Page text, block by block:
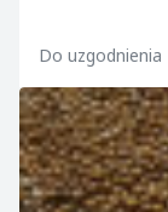
Do uzgodnienia